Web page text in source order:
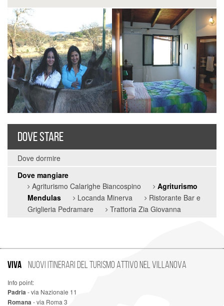
DOVE STARE
Dove dormire
Dove mangiare
Agriturismo Calarighe Biancospino
Agriturismo
Mendulas
Locanda Minerva
Ristorante Bar e
Griglieria Pedramare
Trattoria Zia Giovanna
VIVA Nuovi Itinerari del Turismo Attivo nel Villanova
Info point:
Padria- via Nazionale 11
Romana- via Roma 3